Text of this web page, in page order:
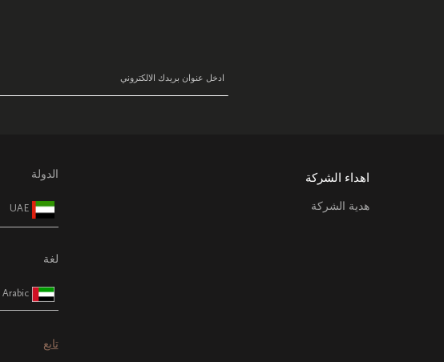
اهداء الشركة
هدية الشركة
الدولة
UAE
لغة
Arabic
تابع